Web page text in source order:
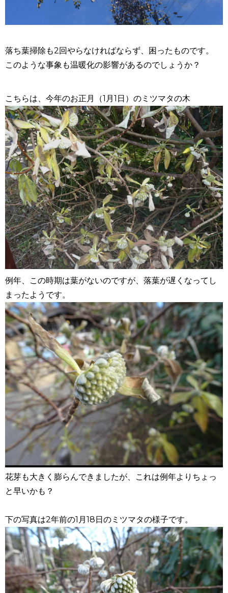
落ち葉掃除も2回やらなければならず、困ったものです。
このような事象も温暖化の影響があるのでしょうか？
こちらは、今年のお正月（1月1日）のミツマタの木
例年、この時期は葉がないのですが、落葉が遅くなってし
まったようです。
花芽も大きく膨らんできましたが、これは例年よりちょっ
と早いかも？
下の写真は2年前の1月18日のミツマタの様子です。